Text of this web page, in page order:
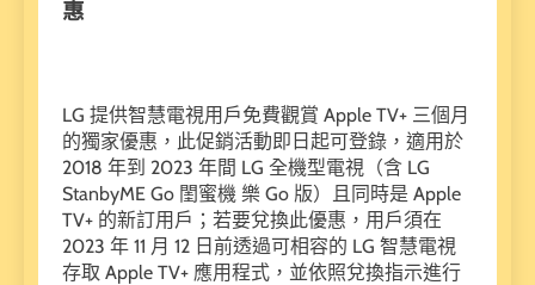
惠
LG 提供智慧電視用戶免費觀賞 Apple TV+ 三個月
的獨家優惠，此促銷活動即日起可登錄，適用於
2018 年到 2023 年間 LG 全機型電視（含 LG
StanbyME Go 閨蜜機 樂 Go 版）且同時是 Apple
TV+ 的新訂用戶；若要兌換此優惠，用戶須在
2023 年 11 月 12 日前透過可相容的 LG 智慧電視
存取 Apple TV+ 應用程式，並依照兌換指示進行